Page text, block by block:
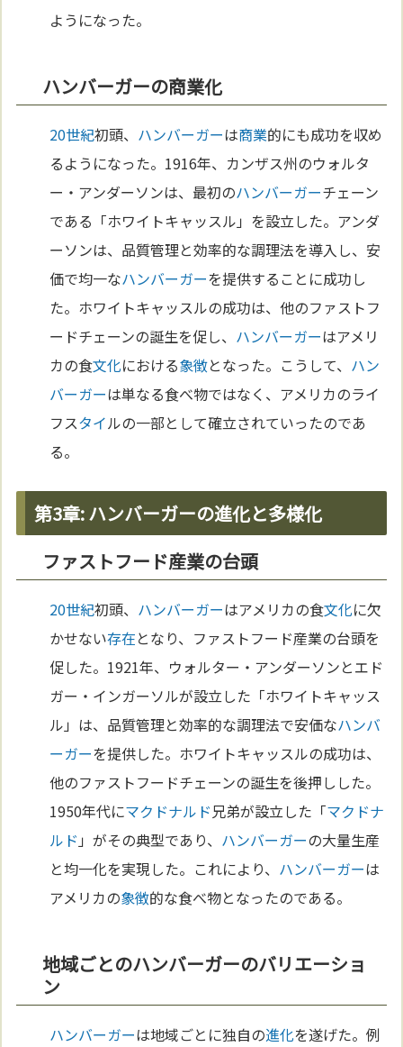
ようになった。
ハンバーガーの商業化
20世紀初頭、 ハンバーガーは商業的にも成功を収め
るようになった。1916年、カンザス州のウォルタ
ー・アンダーソンは、最初のハンバーガーチェーン
である「ホワイトキャッスル」を設立した。アンダ
ーソンは、品質管理と効率的な調理法を導入し、安
価で均一なハンバーガーを提供することに成功し
た。ホワイトキャッスルの成功は、他のファストフ
ードチェーンの誕生を促し、 ハンバーガーはアメリ
カの食文化における象徴となった。こうして、 ハン
バーガーは単なる食べ物ではなく、アメリカのライ
フスタイルの一部として確立されていったのであ
る。
第3章: ハンバーガーの進化と多様化
ファストフード産業の台頭
20世紀初頭、 ハンバーガーはアメリカの食文化に欠
かせない存在となり、ファストフード産業の台頭を
促した。1921年、ウォルター・アンダーソンとエド
ガー・インガーソルが設立した「ホワイトキャッス
ル」は、品質管理と効率的な調理法で安価なハンバ
ーガーを提供した。ホワイトキャッスルの成功は、
他のファストフードチェーンの誕生を後押しした。
1950年代にマクドナルド兄弟が設立した「マクドナ
ルド 」がその典型であり、 ハンバーガーの大量生産
と均一化を実現した。これにより、 ハンバーガーは
アメリカの象徴的な食べ物となったのである。
地域ごとのハンバーガーのバリエーショ
ン
ハンバーガーは地域ごとに独自の進化を遂げた。例